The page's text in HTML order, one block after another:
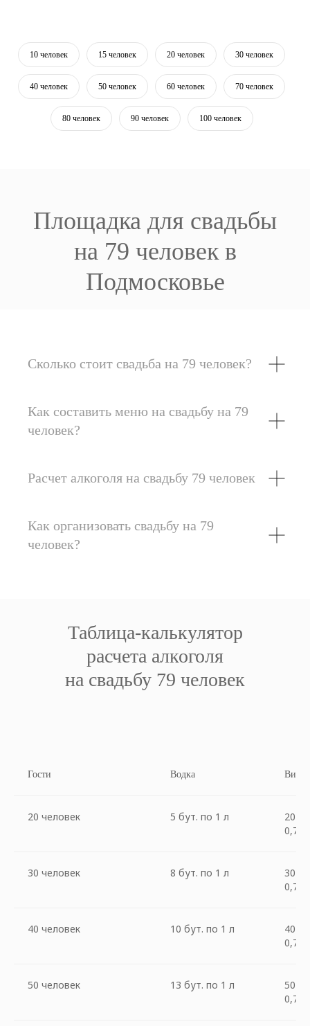
10 человек 15 человек 20 человек 30 человек
40 человек 50 человек 60 человек 70 человек
80 человек 90 человек 100 человек
Площадка для свадьбы
на 79 человек в
Подмосковье
Сколько стоит свадьба на 79 человек?
Как составить меню на свадьбу на 79
человек?
Расчет алкоголя на свадьбу 79 человек
Как организовать свадьбу на 79
человек?
Таблица-калькулятор
расчета алкоголя
на свадьбу 79 человек
Гости Водка Вино
20 человек 5 бут. по 1 л
20
0,75
30 человек 8 бут. по 1 л
30
0,75
40 человек 10 бут. по 1 л
40
0,75
50 человек 13 бут. по 1 л
50
0,75